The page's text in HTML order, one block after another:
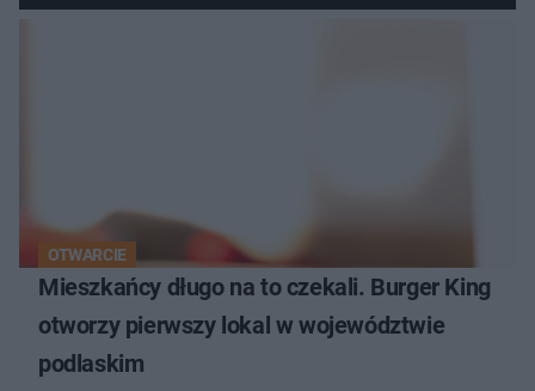
OTWARCIE
Mieszkańcy długo na to czekali. Burger King
otworzy pierwszy lokal w województwie
podlaskim